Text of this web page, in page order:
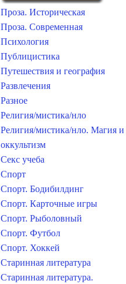
Проза. Историческая
Проза. Современная
Психология
Публицистика
Путешествия и география
Развлечения
Разное
Религия/мистика/нло
Религия/мистика/нло. Магия и
оккультизм
Секс учеба
Спорт
Спорт. Бодибилдинг
Спорт. Карточные игры
Спорт. Рыболовный
Спорт. Футбол
Спорт. Хоккей
Старинная литература
Старинная литература.